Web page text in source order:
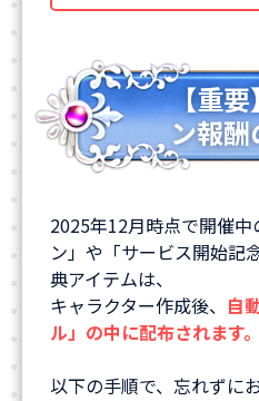
【重要
ン報酬
2025年12月時点で開催
ン」や「サービス開始記
典アイテムは、
キャラクター作成後、 自
ル」の中に配布されます。
以下の手順で、忘れずに